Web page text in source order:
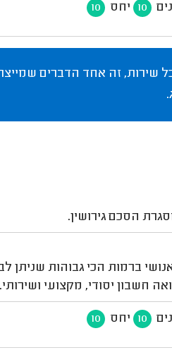
10 יחס 10
שירות, זה אחד הדברים
הסכם גירושין.
ברמות הכי גבוהות שניתן
חשבון יסודי, מקצועי ושירותי.
10 יחס 10